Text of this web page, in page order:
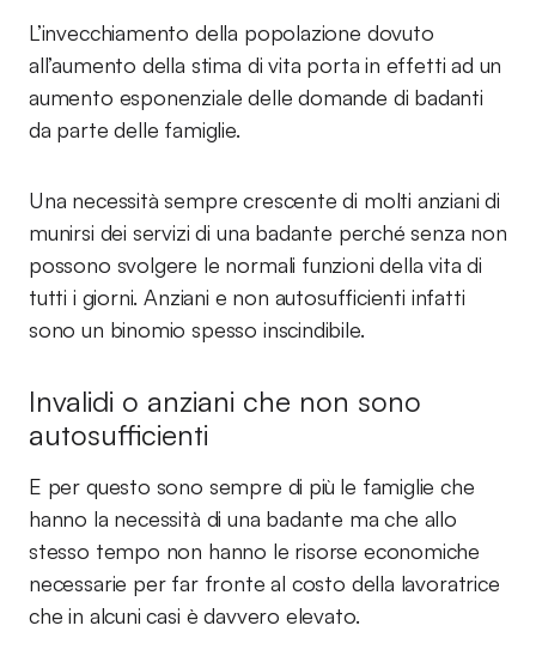
L’invecchiamento della popolazione dovuto
all’aumento della stima di vita porta in effetti ad un
aumento esponenziale delle domande di badanti
da parte delle famiglie.
Una necessità sempre crescente di molti anziani di
munirsi dei servizi di una badante perché senza non
possono svolgere le normali funzioni della vita di
tutti i giorni. Anziani e non autosufficienti infatti
sono un binomio spesso inscindibile.
Invalidi o anziani che non sono
autosufficienti
E per questo sono sempre di più le famiglie che
hanno la necessità di una badante ma che allo
stesso tempo non hanno le risorse economiche
necessarie per far fronte al costo della lavoratrice
che in alcuni casi è davvero elevato.